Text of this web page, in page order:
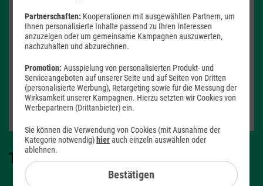
Farbe - Forest Green
256 GB
Verfügbarkeit -Sofort lieferbar
Auf Wunsch Handyversicherung ab 3,99 €
Tarif auswählen:
Partnerschaften: Kooperationen mit ausgewählten Partnern, um
Ihnen personalisierte Inhalte passend zu Ihren Interessen
anzuzeigen oder um gemeinsame Kampagnen auszuwerten,
nachzuhalten und abzurechnen.
Promotion:Ausspielung von personalisierten Produkt- und
Serviceangeboten auf unserer Seite und auf Seiten von Dritten
(personalisierte Werbung), Retargeting sowie für die Messung der
Wirksamkeit unserer Kampagnen. Hierzu setzten wir Cookies von
Werbepartnern (Drittanbieter) ein.
Sie können die Verwendung von Cookies (mit Ausnahme der
Kategorie notwendig) hierauch einzeln auswählen oder
ablehnen.
Bestätigen